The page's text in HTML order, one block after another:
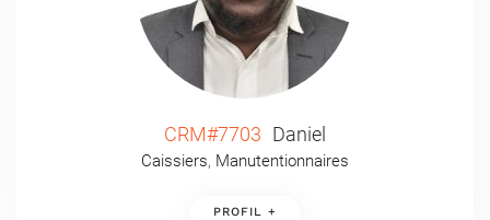
CRM#7703 Daniel
Caissiers, Manutentionnaires
PROFIL +